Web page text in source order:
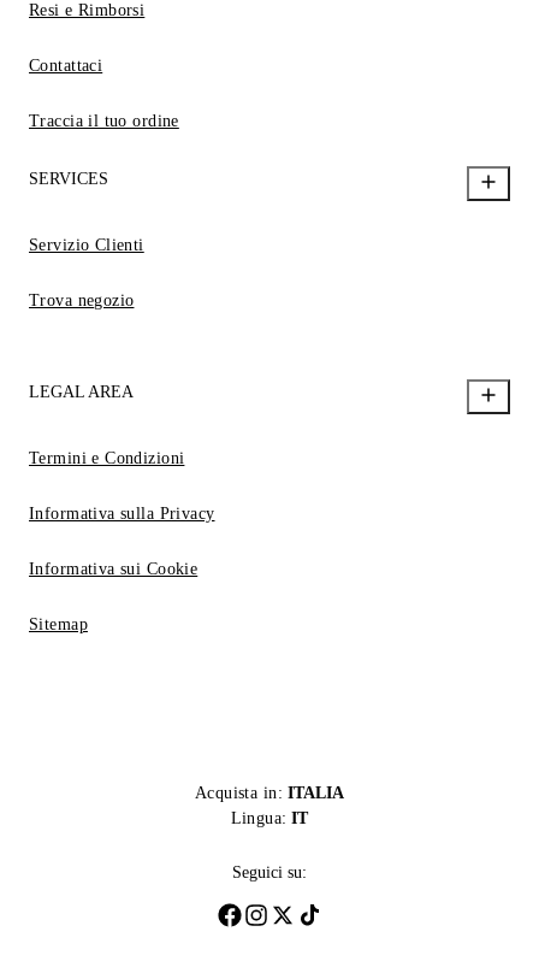
Resi e Rimborsi
Contattaci
Traccia il tuo ordine
SERVICES
Servizio Clienti
Trova negozio
LEGAL AREA
Termini e Condizioni
Informativa sulla Privacy
Informativa sui Cookie
Sitemap
Acquista in: ITALIA
Lingua: IT
Seguici su: